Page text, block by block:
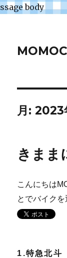
ssage body
月:2023
きまま
こんにちは
とでバイク
1.特急北斗